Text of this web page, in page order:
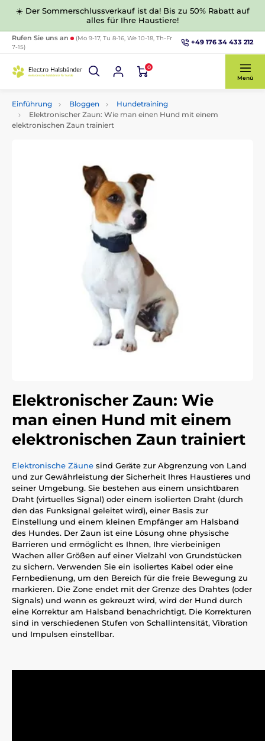
☀️ Der Sommerschlussverkauf ist da! Bis zu 50% Rabatt auf
alles für Ihre Haustiere!
Rufen Sie uns an
(Mo 9-17, Tu 8-16, We 10-18, Th-Fr
7-15)
+49 176 34 433 212
0
Menü
Einführung Bloggen
Hundetraining
Elektronischer Zaun: Wie man einen Hund mit einem
elektronischen Zaun trainiert
Elektronischer Zaun: Wie
man einen Hund mit einem
elektronischen Zaun trainiert
Elektronische Zäune sind Geräte zur Abgrenzung von Land
und zur Gewährleistung der Sicherheit Ihres Haustieres und
seiner Umgebung. Sie bestehen aus einem unsichtbaren
Draht (virtuelles Signal) oder einem isolierten Draht (durch
den das Funksignal geleitet wird), einer Basis zur
Einstellung und einem kleinen Empfänger am Halsband
des Hundes. Der Zaun ist eine Lösung ohne physische
Barrieren und ermöglicht es Ihnen, Ihre vierbeinigen
Wachen aller Größen auf einer Vielzahl von Grundstücken
zu sichern. Verwenden Sie ein isoliertes Kabel oder eine
Fernbedienung, um den Bereich für die freie Bewegung zu
markieren. Die Zone endet mit der Grenze des Drahtes (oder
Signals) und wenn es gekreuzt wird, wird der Hund durch
eine Korrektur am Halsband benachrichtigt. Die Korrekturen
sind in verschiedenen Stufen von Schallintensität, Vibration
und Impulsen einstellbar.